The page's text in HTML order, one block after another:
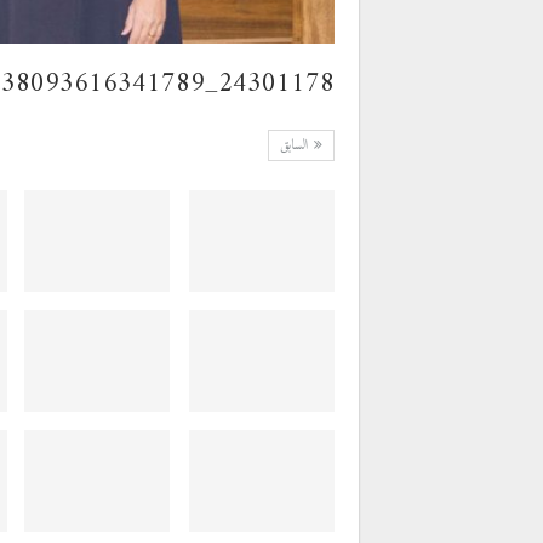
24301178_938093616341789_1806417638686334736_n
السابق